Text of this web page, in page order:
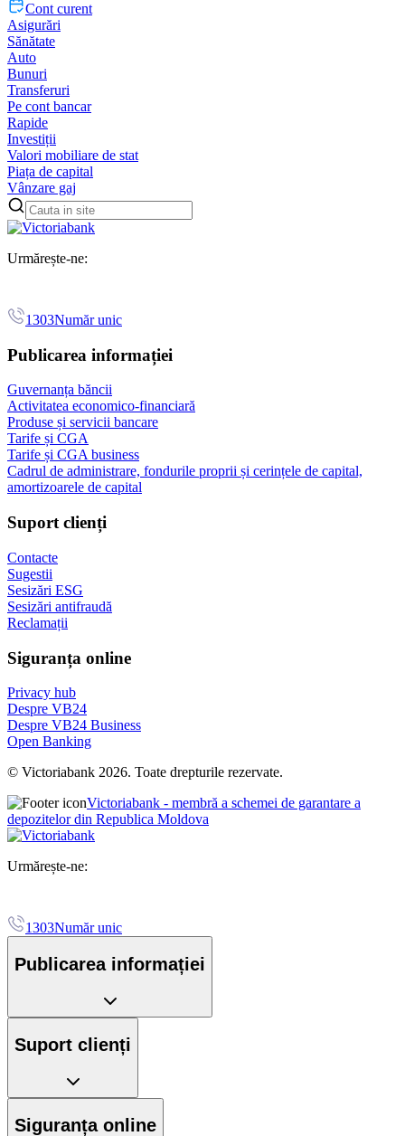
Cont curent
Asigurări
Sănătate
Auto
Bunuri
Transferuri
Pe cont bancar
Rapide
Investiții
Valori mobiliare de stat
Piața de capital
Vânzare gaj
Urmărește-ne:
1303Număr unic
Publicarea informației
Guvernanța băncii
Activitatea economico-financiară
Produse și servicii bancare
Tarife și CGA
Tarife și CGA business
Cadrul de administrare, fondurile proprii și cerințele de capital,
amortizoarele de capital
Suport clienți
Contacte
Sugestii
Sesizări ESG
Sesizări antifraudă
Reclamații
Siguranța online
Privacy hub
Despre VB24
Despre VB24 Business
Open Banking
© Victoriabank 2026. Toate drepturile rezervate.
Victoriabank - membră a schemei de garantare a
depozitelor din Republica Moldova
Urmărește-ne:
1303Număr unic
Publicarea informației
Suport clienți
Siguranța online